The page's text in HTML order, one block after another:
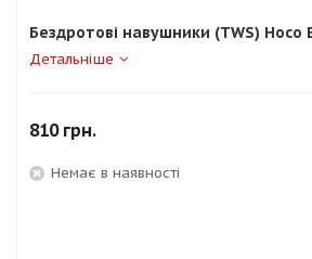
Бездротові навушники (TWS) Hoco
Детальніше
810грн.
Немає в наявності